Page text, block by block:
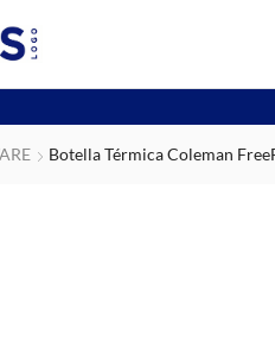
Botella Térmica Coleman